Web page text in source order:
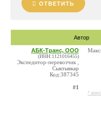
ОТВЕТИТЬ
Автор
АБК-Транс, ООО
(ИНН:1121016455)
Экспедитор-перевозчик ,
Сыктывкар
Код:387345
#1
*